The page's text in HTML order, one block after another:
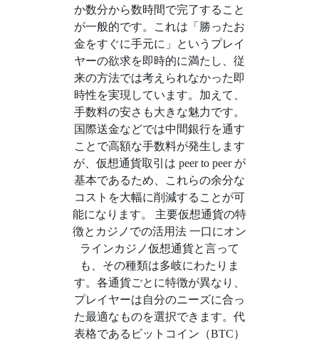
か数分から数時間で完了すること
が一般的です。これは「勝ったお
金をすぐに手元に」というプレイ
ヤーの欲求を即時的に満たし、従
来の方法では考えられなかった即
時性を実現しています。加えて、
手数料の安さも大きな魅力です。
国際送金などでは中間銀行を通す
ことで高額な手数料が発生します
が、仮想通貨取引は peer to peer が
基本であるため、これらの余分な
コストを大幅に削減することが可
能になります。 主要仮想通貨の特
徴とカジノでの活用法 一口にオン
ラインカジノ仮想通貨と言って
も、その種類は多岐にわたりま
す。各通貨ごとに特徴が異なり、
プレイヤーは自分のニーズに合っ
た最適なものを選択できます。代
表格であるビットコイン（BTC）